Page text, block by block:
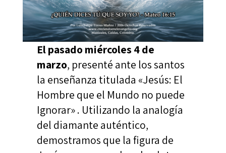
El pasado miércoles 4 de
marzo, presenté ante los santos
la enseñanza titulada «Jesús: El
Hombre que el Mundo no puede
Ignorar» . Utilizando la analogía
del diamante auténtico,
demostramos que la figura de